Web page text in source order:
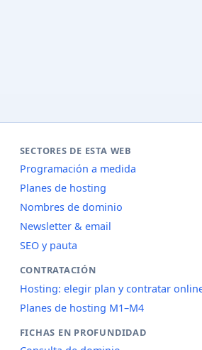
SECTORES DE ESTA WEB
Programación a medida
Planes de hosting
Nombres de dominio
Newsletter & email
SEO y pauta
CONTRATACIÓN
Hosting: elegir plan y contratar
Planes de hosting M1–M4
FICHAS EN PROFUNDIDAD